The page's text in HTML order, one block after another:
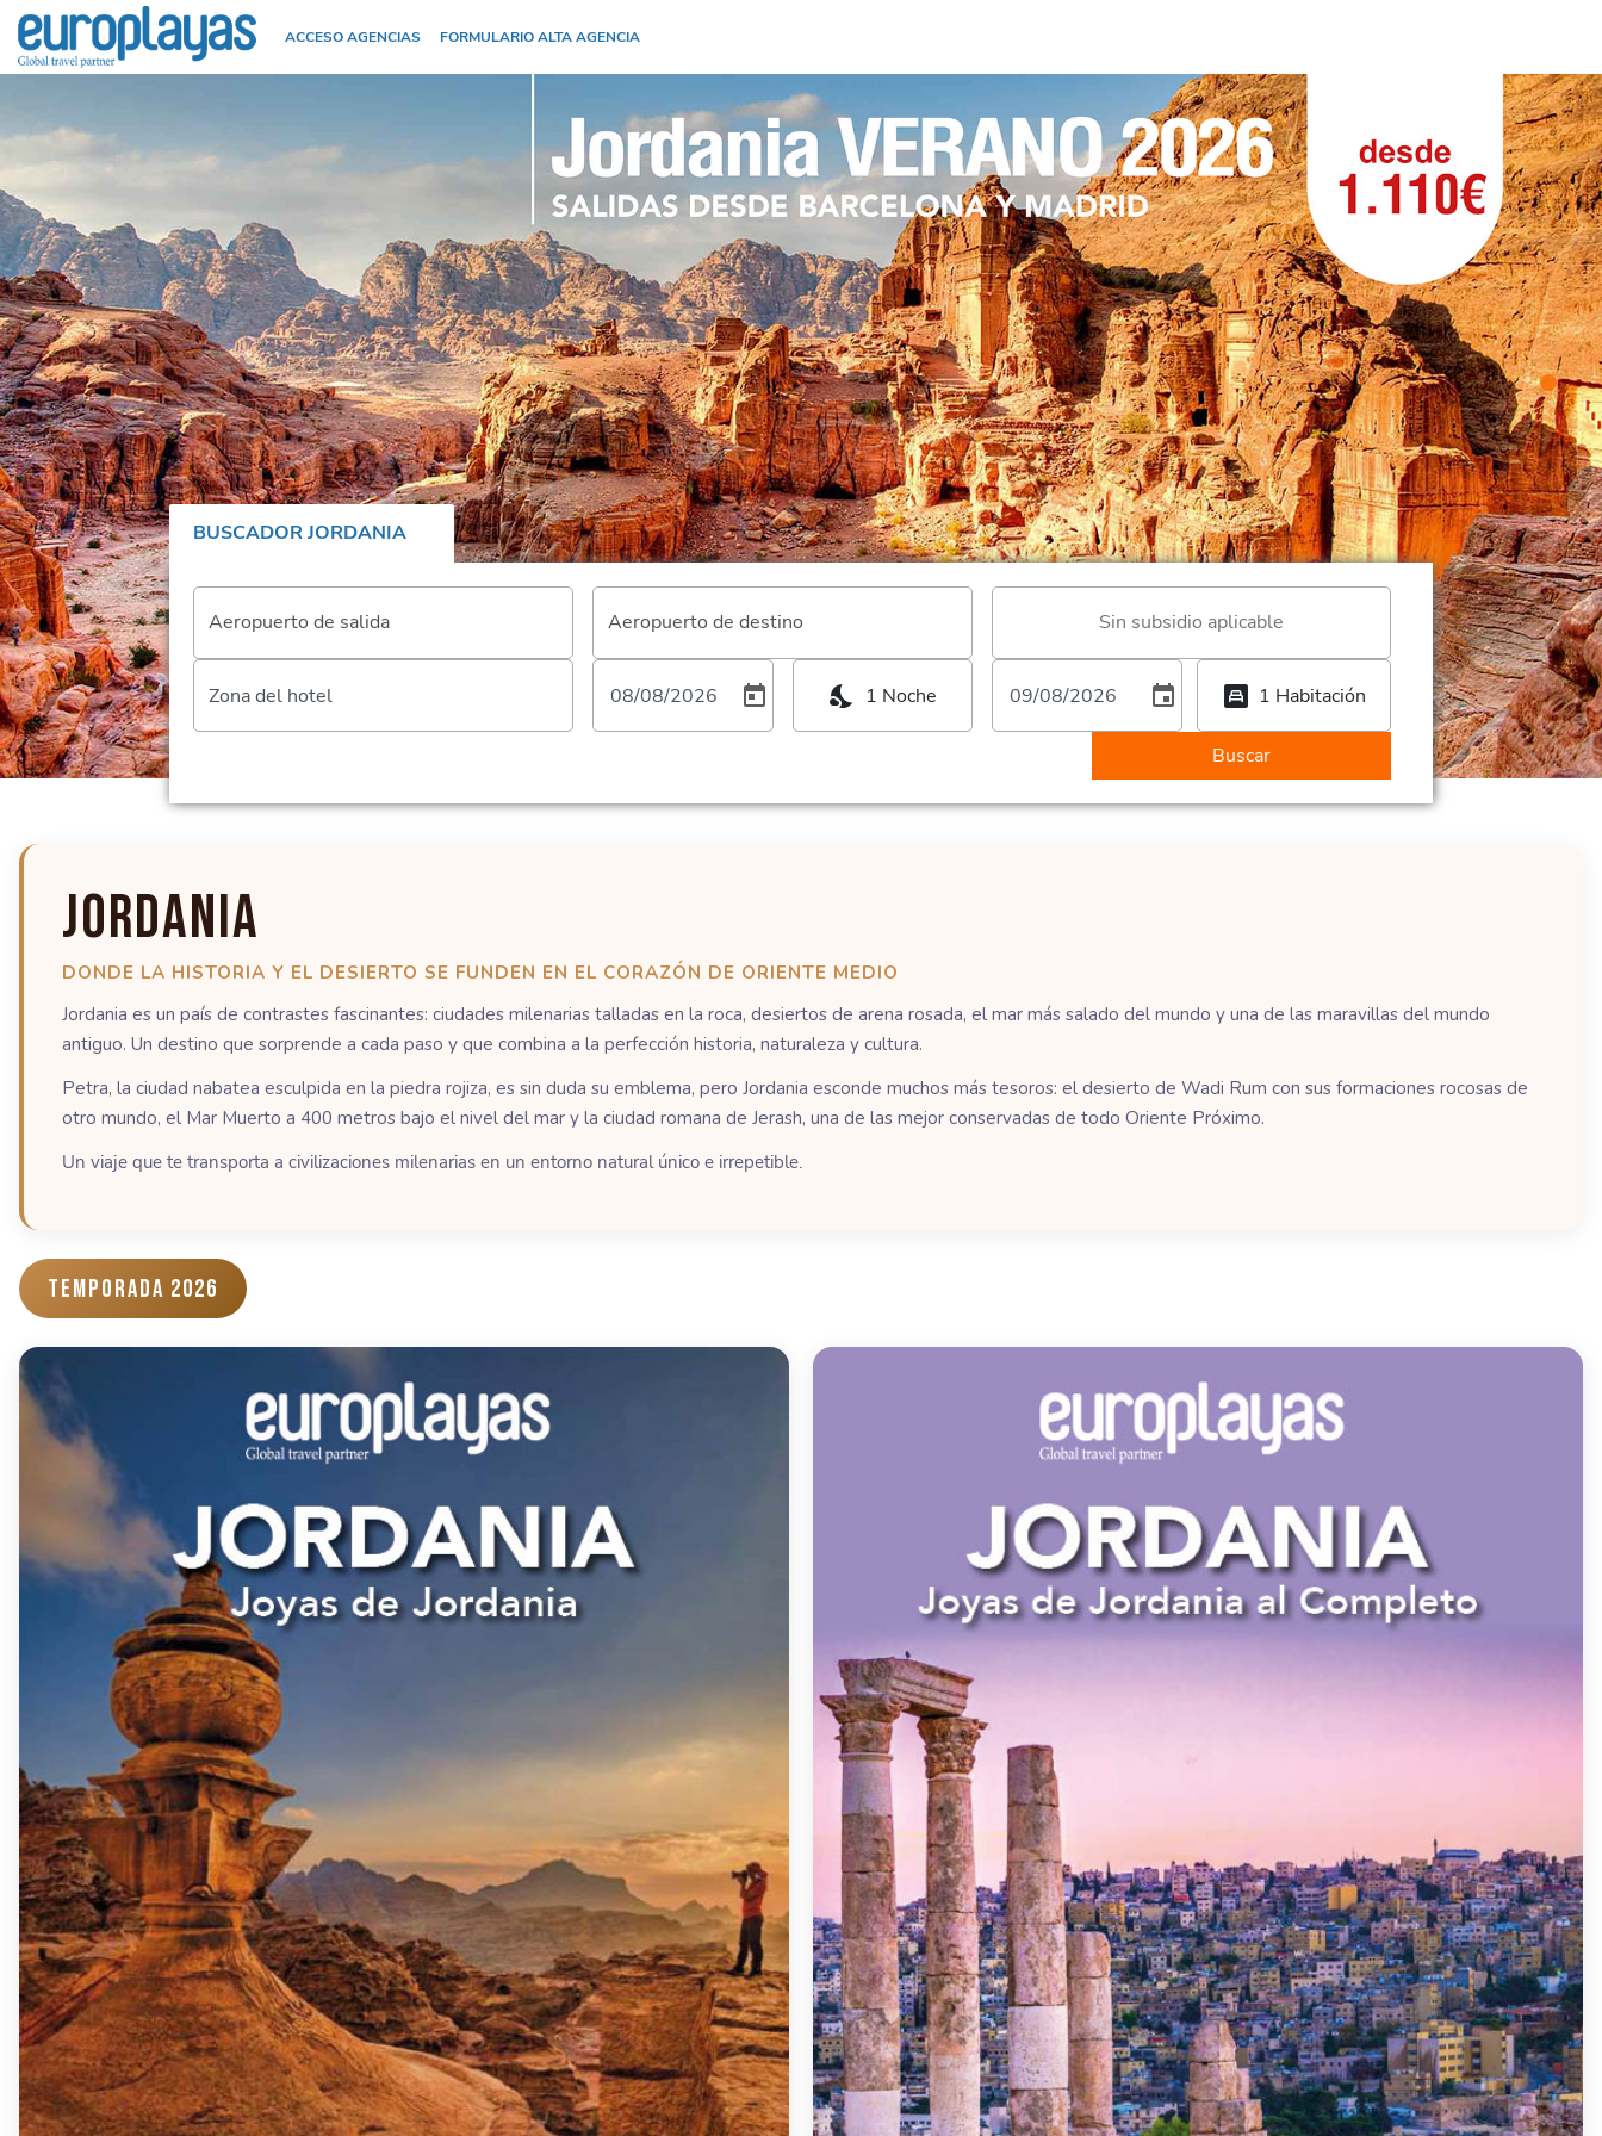
ACCESO AGENCIAS FORMULARIO ALTA AGENCIA
BUSCADOR JORDANIA
Aeropuerto de salida Aeropuerto de destino Sin subsidio aplicable
Zona del hotel today nights_stay 1 Noche event bedroom_child 1 Habitación
Buscar
Jordania
DONDE LA HISTORIA Y EL DESIERTO SE FUNDEN EN EL CORAZÓN DE ORIENTE MEDIO
Jordania es un país de contrastes fascinantes: ciudades milenarias talladas en la roca, desiertos de arena rosada, el mar más salado del mundo y una de las maravillas del mundo
antiguo. Un destino que sorprende a cada paso y que combina a la perfección historia, naturaleza y cultura.
Petra, la ciudad nabatea esculpida en la piedra rojiza, es sin duda su emblema, pero Jordania esconde muchos más tesoros: el desierto de Wadi Rum con sus formaciones rocosas de
otro mundo, el Mar Muerto a 400 metros bajo el nivel del mar y la ciudad romana de Jerash, una de las mejor conservadas de todo Oriente Próximo.
Un viaje que te transporta a civilizaciones milenarias en un entorno natural único e irrepetible.
Temporada 2026